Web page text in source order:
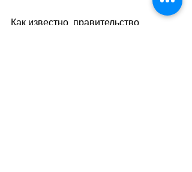
Как известно, правительство